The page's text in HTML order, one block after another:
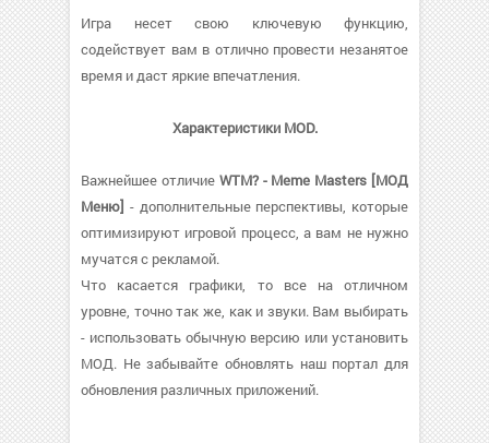
Игра несет свою ключевую функцию,
содействует вам в отлично провести незанятое
время и даст яркие впечатления.
Характеристики MOD.
Важнейшее отличие WTM? - Meme Masters [МОД
Меню] - дополнительные перспективы, которые
оптимизируют игровой процесс, а вам не нужно
мучатся с рекламой.
Что касается графики, то все на отличном
уровне, точно так же, как и звуки. Вам выбирать
- использовать обычную версию или установить
МОД. Не забывайте обновлять наш портал для
обновления различных приложений.